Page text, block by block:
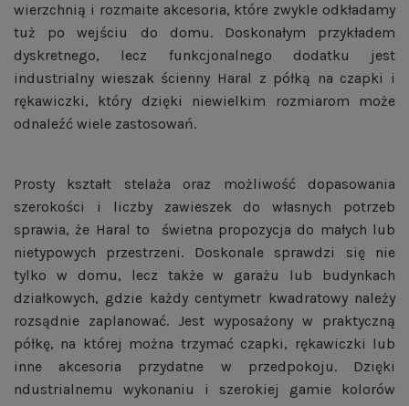
wierzchnią i rozmaite akcesoria, które zwykle odkładamy
tuż po wejściu do domu. Doskonałym przykładem
dyskretnego, lecz funkcjonalnego dodatku jest
industrialny wieszak ścienny Haral z półką na czapki i
rękawiczki, który dzięki niewielkim rozmiarom może
odnaleźć wiele zastosowań.
Prosty kształt stelaża oraz możliwość dopasowania
szerokości i liczby zawieszek do własnych potrzeb
sprawia, że Haral to świetna propozycja do małych lub
nietypowych przestrzeni. Doskonale sprawdzi się nie
tylko w domu, lecz także w garażu lub budynkach
działkowych, gdzie każdy centymetr kwadratowy należy
rozsądnie zaplanować. Jest wyposażony w praktyczną
półkę, na której można trzymać czapki, rękawiczki lub
inne akcesoria przydatne w przedpokoju. Dzięki
ndustrialnemu wykonaniu i szerokiej gamie kolorów